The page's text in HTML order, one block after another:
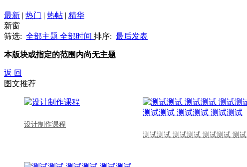
最新 | 热门 | 热帖 | 精华
新窗
筛选: 全部主题 全部时间 排序: 最后发表
本版块或指定的范围内尚无主题
返 回
图文推荐
设计制作课程
测试测试 测试测试 测试测试 测试